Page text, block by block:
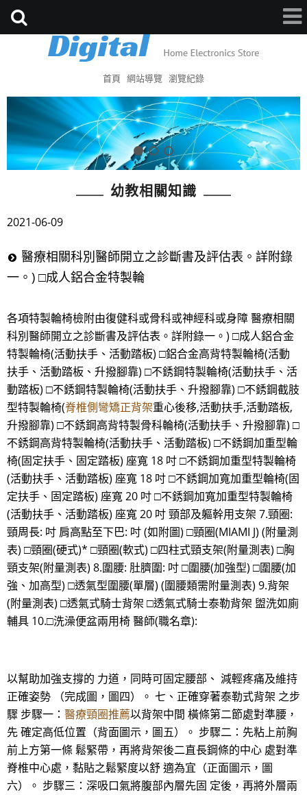
首頁 網站導覽 瀏覽紀錄
幼教相關知識
2021-06-09
醫療相關科別醫師開立之診斷書及評估表。詳附錄
一。) □成人鋁合金特製輪
各項特製輪椅檢附由復健科或骨科或神經科或身障 醫療相關
科別醫師開立之診斷書及評估表。詳附錄一。) □成人鋁合金
特製輪椅(活動扶手、活動踏板) □鋁合金高背特製輪椅(活動
扶手、活動踏板、升撥腳靠) □不銹鋼特製輪椅(活動扶手、活
動踏板) □不銹鋼特製輪椅(活動扶手、升撥腳靠) □不銹鋼截肢
型特製輪椅(脊椎側彎矯正背架重心後移,活動扶手,活動踏板,
升撥腳靠) □不銹鋼高背特製骨科輪椅(活動扶手、升撥腳靠) □
不銹鋼高背特製輪椅(活動扶手、活動踏板) □不銹鋼加重型輪
椅(固定扶手、固定踏板) 座寬 18 吋 □不銹鋼加重型特製輪椅
(活動扶手、活動踏板) 座寬 18 吋 □不銹鋼加寬加重型輪椅(固
定扶手、固定踏板) 座寬 20 吋 □不銹鋼加寬加重型特製輪椅
(活動扶手、活動踏板) 座寬 20 吋 頸部及軀幹用支架 7.頸圈:
頸周長: 吋 肩高點至下巴: 吋 (如附圖) □頸圈(MIAMI J) (附量測
表) □頸圈(硬式)* □頸圈(軟式) □四柱式頸支架(附量測表) □胸
頸支架(附量測表) 8.圍腰: 肚臍圍: 吋 □圍腰(加強型) □圍腰(加
強、加高型) □透氣型圍腰(單層) (圍腰類需附量測表) 9.背架
(附量測表) □透氣式騎士背架 □透氣式騎士泰勒背架 盥洗如廁
輔具 10.□洗澡便盆兩用椅 醫師(職名章):
以幫助加強支撐的 力道，同時可固定腰部、 減輕疼痛及維持
正確姿勢 （完成圖，圖四）。 七、正確穿著泰勒式背架 之步
驟 步驟一： 醫療頸圈推薦以背架中間 橫條第二節處對準腰，
先 確定高低位置（背面圖示，圖五）。 步驟二：先粘上前胸
前上方第一條 鬆緊帶，再將背架後二直長鋼條的中心 處對準
脊椎中心處，黏貼之鬆緊度以舒 適為宜（正面圖示，圖
六）。 步驟三：深吸口氣將腹部內層先固 定後，再將外層兩